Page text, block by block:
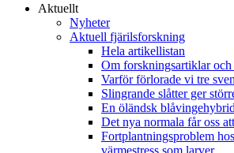
Aktuellt
Nyheter
Aktuell fjärilsforskning
Hela artikellistan
Om forskningsartiklar och
Varför förlorade vi tre
Slingrande slåtter ger
En öländsk blåvingehybrid
Det nya normala får oss
Fortplantningsproblem
värmestress som larver